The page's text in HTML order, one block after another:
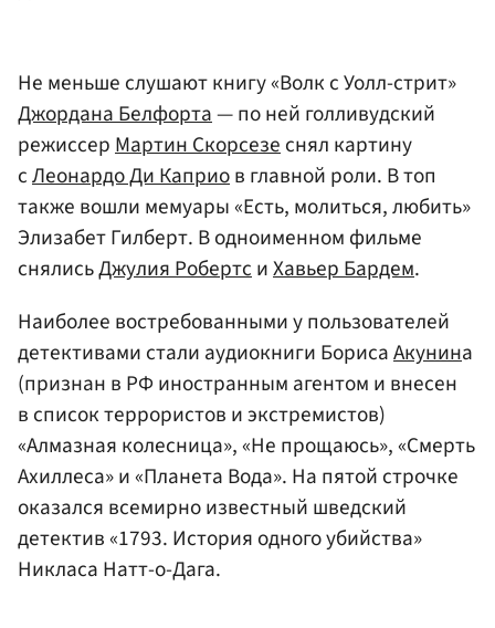
Не меньше слушают книгу «Волк с Уолл-стрит»
Джордана Белфорта— по ней голливудский
режиссерМартин Скорсезеснял картину
сЛеонардо Ди Каприов главной роли. В топ
также вошли мемуары «Есть, молиться, любить»
Элизабет Гилберт. В одноименном фильме
снялисьДжулия РобертсиХавьер Бардем.
Наиболее востребованными у пользователей
детективами стали аудиокниги БорисаАкунина
(признан в РФ иностранным агентом и внесен
в список террористов и экстремистов)
«Алмазная колесница», «Не прощаюсь», «Смерть
Ахиллеса» и «Планета Вода». На пятой строчке
оказался всемирно известный шведский
детектив «1793. История одного убийства»
Никласа Натт-о-Дага.